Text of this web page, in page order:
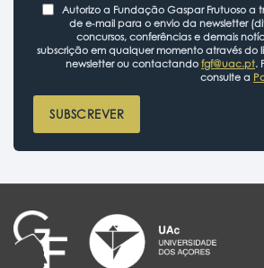
Autorizo a Fundação Gaspar Frutuoso a
de e-mail para o envio da newsletter
concursos, conferências e demais
subscrição em qualquer momento através do
newsletter ou contactando fgf@uac.pt.
consulte a
SUBSCREVER